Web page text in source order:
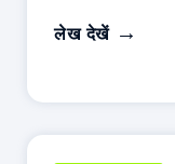
लेख देखें